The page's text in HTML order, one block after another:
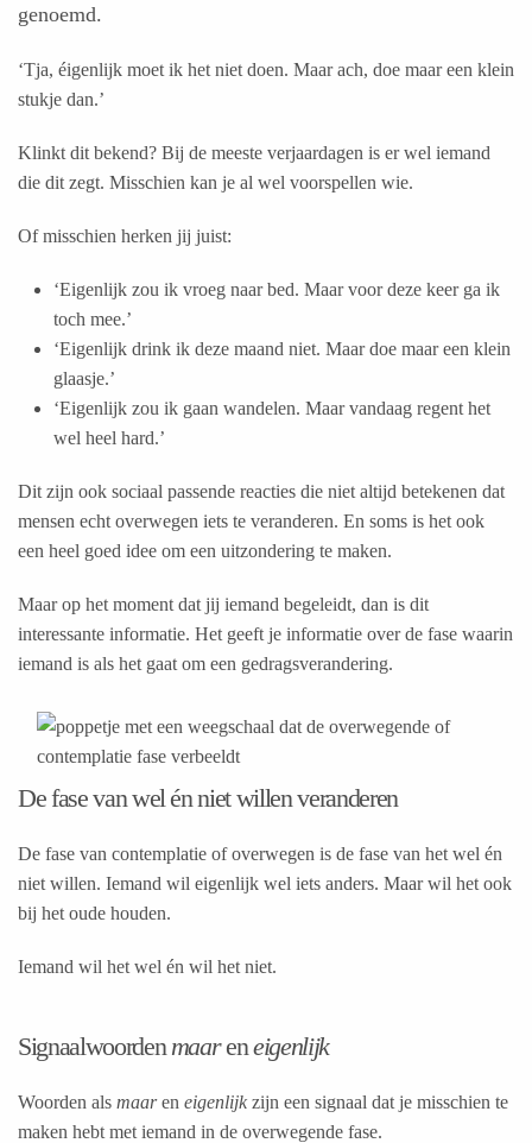
genoemd.
‘Tja, éigenlijk moet ik het niet doen. Maar ach, doe maar een klein
stukje dan.’
Klinkt dit bekend? Bij de meeste verjaardagen is er wel iemand
die dit zegt. Misschien kan je al wel voorspellen wie.
Of misschien herken jij juist:
‘Eigenlijk zou ik vroeg naar bed. Maar voor deze keer ga ik
toch mee.’
‘Eigenlijk drink ik deze maand niet. Maar doe maar een klein
glaasje.’
‘Eigenlijk zou ik gaan wandelen. Maar vandaag regent het
wel heel hard.’
Dit zijn ook sociaal passende reacties die niet altijd betekenen dat
mensen echt overwegen iets te veranderen. En soms is het ook
een heel goed idee om een uitzondering te maken.
Maar op het moment dat jij iemand begeleidt, dan is dit
interessante informatie. Het geeft je informatie over de fase waarin
iemand is als het gaat om een gedragsverandering.
De fase van wel én niet willen veranderen
De fase van contemplatie of overwegen is de fase van het wel én
niet willen. Iemand wil eigenlijk wel iets anders. Maar wil het ook
bij het oude houden.
Iemand wil het wel én wil het niet.
Signaalwoorden maareneigenlijk
Woorden als maaren eigenlijk zijn een signaal dat je misschien te
maken hebt met iemand in de overwegende fase.